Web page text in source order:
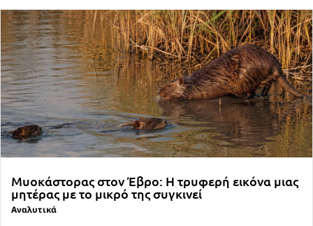
Μυοκάστορας στον Έβρο: Η τρυφερή εικόνα μιας
μητέρας με το μικρό της συγκινεί
Αναλυτικά